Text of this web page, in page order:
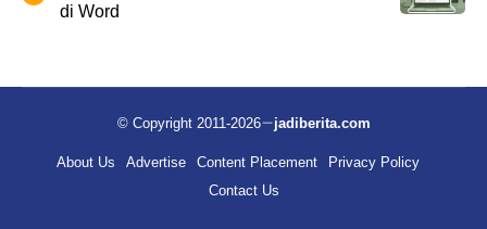
di Word
© Copyright 2011-2026 jadiberita.com
About Us Advertise Content Placement
Privacy Policy
Contact Us